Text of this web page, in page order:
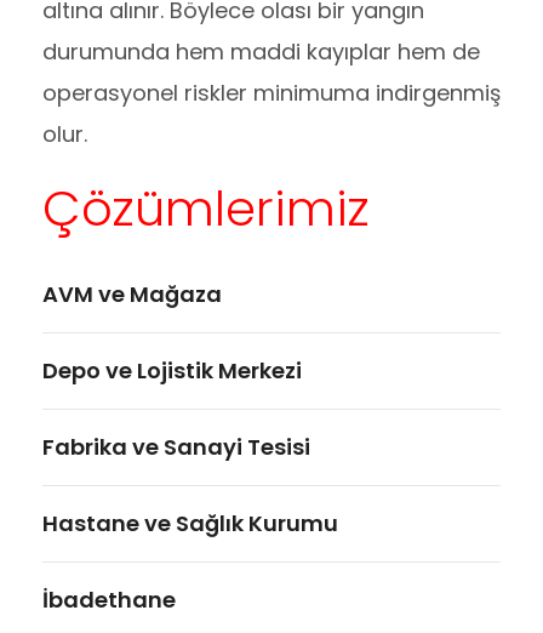
altına alınır. Böylece olası bir yangın
durumunda hem maddi kayıplar hem de
operasyonel riskler minimuma indirgenmiş
olur.
Çözümlerimiz
AVM ve Mağaza
Depo ve Lojistik Merkezi
Fabrika ve Sanayi Tesisi
Hastane ve Sağlık Kurumu
İbadethane